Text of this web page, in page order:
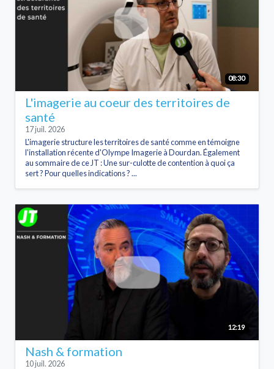
08:30
L'imagerie au coeur des territoires de
santé
17 juil. 2026
L'imagerie structure les territoires de santé comme en témoigne
l'installation récente d'Olympe Imagerie à Dourdan. Également
au sommaire de ce JT : Une sur-culotte de contention à quoi ça
sert ? Pour quelles indications ? ...
12:19
Nash & formation
10 juil. 2026